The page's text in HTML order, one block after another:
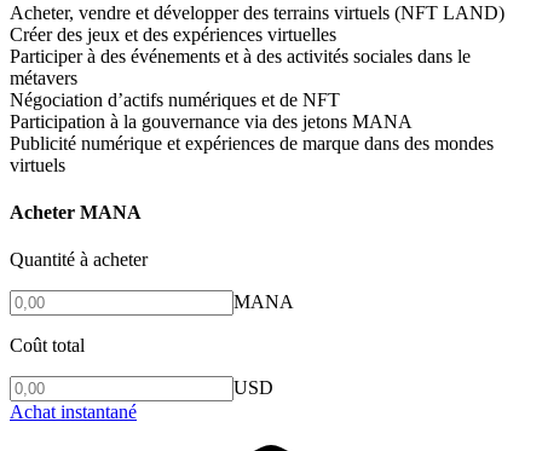
Acheter, vendre et développer des terrains virtuels (NFT LAND)
Créer des jeux et des expériences virtuelles
Participer à des événements et à des activités sociales dans le
métavers
Négociation d’actifs numériques et de NFT
Participation à la gouvernance via des jetons MANA
Publicité numérique et expériences de marque dans des mondes
virtuels
Acheter MANA
Quantité à acheter
MANA
Coût total
USD
Achat instantané